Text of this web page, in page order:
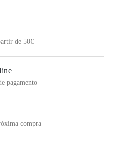
de 50€
pagamento
compra